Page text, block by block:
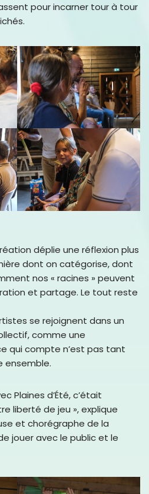
pour incarner tour à tour
déplie une réflexion plus
dont on catégorise, dont
nos « racines » peuvent
et partage. Le tout reste
se rejoignent dans un
comme une
qui compte n’est pas tant
ensemble.
Plaines d’Été, c’était
liberté de jeu », explique
et chorégraphe de la
jouer avec le public et le